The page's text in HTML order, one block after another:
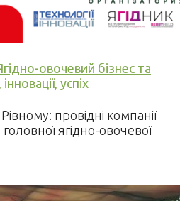
овочевий бізнес та
успіх
провідні компанії
ягідно-овочевої